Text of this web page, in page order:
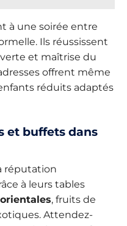
à une soirée entre
Ils réussissent
et maîtrise du
offrent même
réduits adaptés
et buffets dans
réputation
à leurs tables
, fruits de
Attendez-